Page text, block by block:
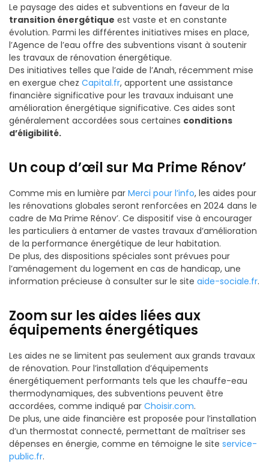
Le paysage des aides et subventions en faveur de la
transition énergétique est vaste et en constante
évolution. Parmi les différentes initiatives mises en place,
l’Agence de l’eau offre des subventions visant à soutenir
les travaux de rénovation énergétique.
Des initiatives telles que l’aide de l’Anah, récemment mise
en exergue chez Capital.fr, apportent une assistance
financière significative pour les travaux induisant une
amélioration énergétique significative. Ces aides sont
généralement accordées sous certaines conditions
d’éligibilité.
Un coup d’œil sur Ma Prime Rénov’
Comme mis en lumière par Merci pour l’info, les aides pour
les rénovations globales seront renforcées en 2024 dans le
cadre de Ma Prime Rénov’. Ce dispositif vise à encourager
les particuliers à entamer de vastes travaux d’amélioration
de la performance énergétique de leur habitation.
De plus, des dispositions spéciales sont prévues pour
l’aménagement du logement en cas de handicap, une
information précieuse à consulter sur le site aide-sociale.fr.
Zoom sur les aides liées aux
équipements énergétiques
Les aides ne se limitent pas seulement aux grands travaux
de rénovation. Pour l’installation d’équipements
énergétiquement performants tels que les chauffe-eau
thermodynamiques, des subventions peuvent être
accordées, comme indiqué par Choisir.com.
De plus, une aide financière est proposée pour l’installation
d’un thermostat connecté, permettant de maîtriser ses
dépenses en énergie, comme en témoigne le site service-
public.fr.